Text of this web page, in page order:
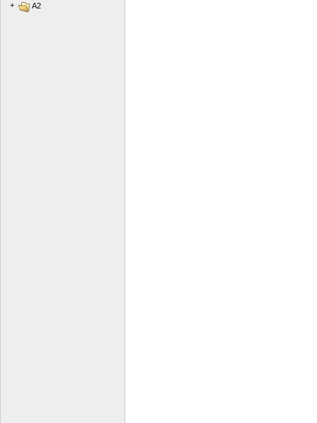
+
A2